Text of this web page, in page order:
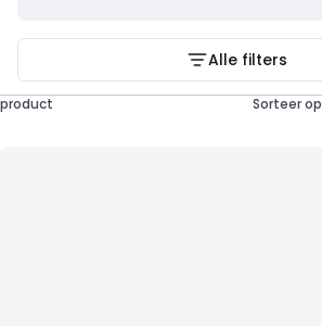
Alle filters
product Sorteer op